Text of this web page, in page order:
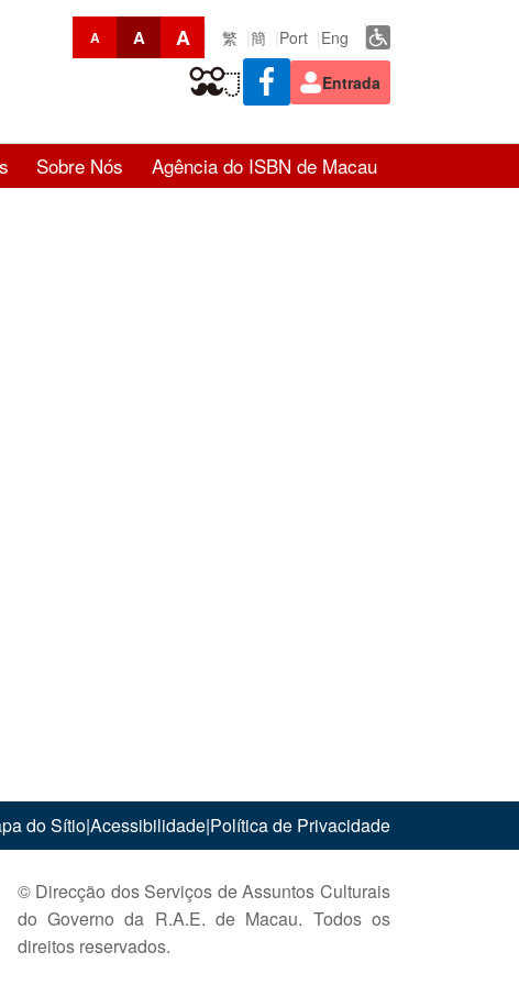
A A A 繁 簡 Port Eng
Entrada
Sobre Nós Agência do ISBN de Macau
do Sítio|Acessibilidade|Política de Privacidade
© Direcção dos Serviços de Assuntos Culturais
do Governo da R.A.E. de Macau. Todos os
direitos reservados.